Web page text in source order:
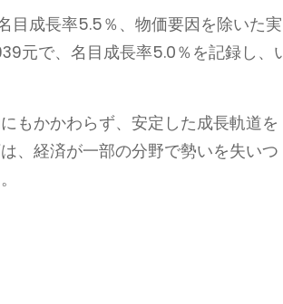
目成長率5.5％、物価要因を除いた実
元で、名目成長率5.0％を記録し、
もかかわらず、安定した成長軌道を
、経済が一部の分野で勢いを失いつ